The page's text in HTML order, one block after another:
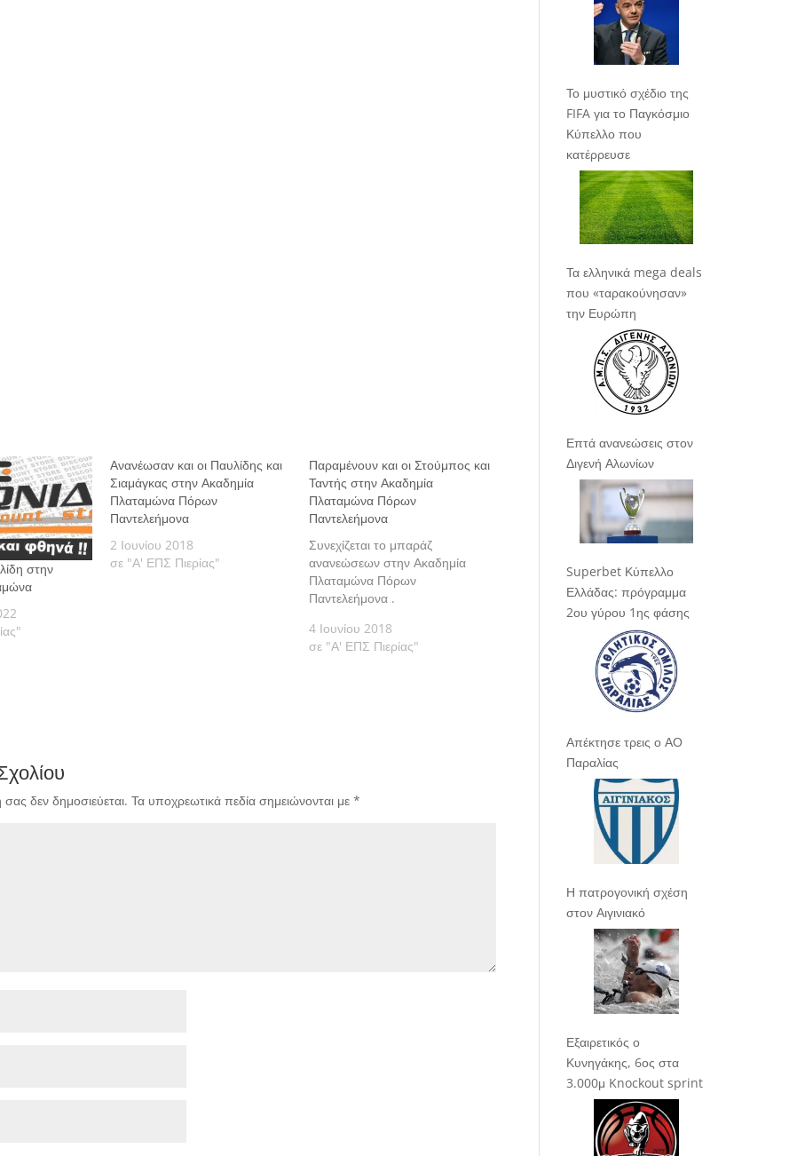
στην
Ανανέωσαν και οι Παυλίδης και
Σιαμάγκας στην Ακαδημία
Πλαταμώνα Πόρων
Παντελεήμονα
2 Ιουνίου 2018
σε "Α' ΕΠΣ Πιερίας"
Παραμένουν και οι Στούμπος και
Ταντής στην Ακαδημία
Πλαταμώνα Πόρων
Παντελεήμονα
Συνεχίζεται το μπαράζ
ανανεώσεων στην Ακαδημία
Πλαταμώνα Πόρων
Παντελεήμονα .
4 Ιουνίου 2018
σε "Α' ΕΠΣ Πιερίας"
δεν δημοσιεύεται. Τα υποχρεωτικά πεδία σημειώνονται με *
Το μυστικό σχέδιο της
FIFA για το Παγκόσμιο
Κύπελλο που
κατέρρευσε
Τα ελληνικά mega deals
που «ταρακούνησαν»
την Ευρώπη
Επτά ανανεώσεις στον
Διγενή Αλωνίων
Superbet Κύπελλο
Ελλάδας: πρόγραμμα
2ου γύρου 1ης φάσης
Απέκτησε τρεις ο ΑΟ
Παραλίας
Η πατρογονική σχέση
στον Αιγινιακό
Εξαιρετικός ο
Κυνηγάκης, 6ος στα
3.000μ Knockout sprint